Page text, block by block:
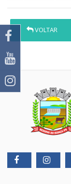
VOLTAR